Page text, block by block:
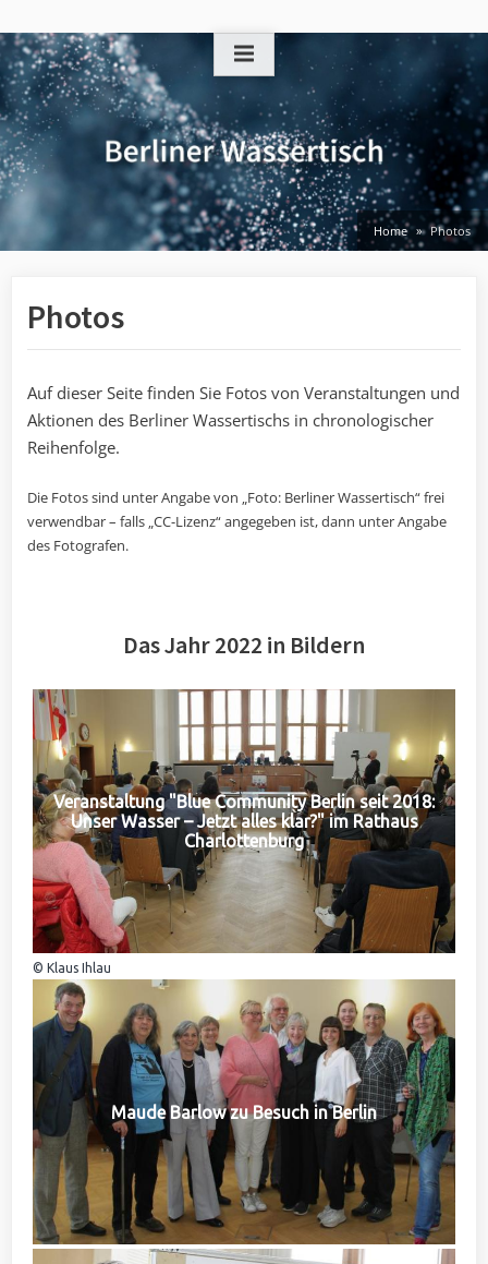
to
content
Home Photos
Photos
Auf dieser Seite finden Sie Fotos von Veranstaltungen und
Aktionen des Berliner Wassertischs in chronologischer
Reihenfolge.
Die Fotos sind unter Angabe von „Foto: Berliner Wassertisch“ frei
verwendbar – falls „CC-Lizenz“ angegeben ist, dann unter Angabe
des Fotografen.
Das Jahr 2022 in Bildern
Veranstaltung "Blue Community Berlin seit 2018:
Unser Wasser – Jetzt alles klar?" im Rathaus
Charlottenburg
© Klaus Ihlau
Maude Barlow zu Besuch in Berlin